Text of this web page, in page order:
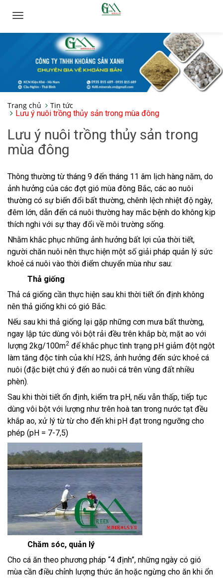
Toggle
Trang chủ
Tin tức
Lưu ý nuôi trồng thủy sản trong mùa đông
Lưu ý nuôi trồng thủy sản trong
mùa đông
Thông thường từ tháng 9 đến tháng 11 âm lịch hàng năm, do
ảnh hưởng của các đợt gió mùa đông Bắc, các ao nuôi
thường có sự biến đổi bất thường, chênh lệch nhiệt độ ngày,
đêm lớn, dẫn đến cá nuôi thường hay mắc bệnh do không kịp
thích nghi với sự thay đổi về môi trường sống.
Nhằm khắc phục những ảnh hưởng bất lợi của thời tiết,
người chăn nuôi nên thực hiện một số giải pháp quản lý sức
khoẻ cá nuôi vào thời điểm chuyển mùa như sau:
Thả giống
Thả cá giống cần thực hiện sau khi thời tiết ổn định không
nên thả giống khi có gió Bắc.
Nếu sau khi thả giống lại gặp những cơn mưa bất thường,
ngay lập tức dùng vôi bột rải đều trên khắp bờ, mặt ao với
lượng 2kg/100m2 để khắc phục tình trạng pH giảm đột ngột
làm tăng độc tính của khí H2S, ảnh hưởng đến sức khoẻ cá
nuôi (đặc biệt chú ý đến ao nuôi cá trên vùng đất nhiều
phèn).
Sau khi thời tiết ổn định, kiểm tra pH, nếu vẫn thấp, tiếp tục
dùng vôi bột với lượng như trên hoà tan trong nước tạt đều
khắp ao, xử lý từ từ cho đến khi pH đạt trong ngưỡng cho
phép (pH = 7-7,5)
Chăm sóc, quản lý
Cho cá ăn theo phương pháp “4 định”, những ngày có gió
mùa cần điều chỉnh lượng thức ăn hoặc ngừng cho ăn khi ổn